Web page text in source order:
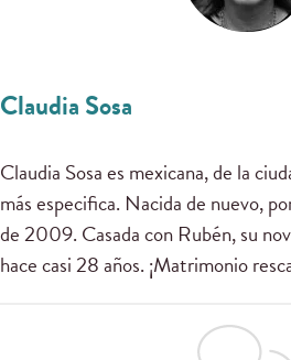
Claudia Sosa
Claudia Sosa es mexicana, de la
más especifica. Nacida de nuevo,
de 2009. Casada con Rubén, su
hace casi 28 años. ¡Matrimonio